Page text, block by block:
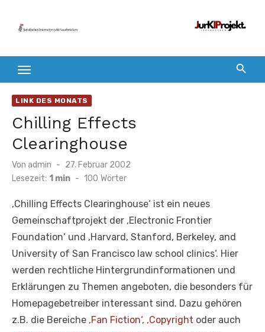
Inhalt
LINK DES MONATS
Chilling Effects
Clearinghouse
Von admin
Veröffentlicht
am
27. Februar 2002
Lesezeit: 1 min - 100 Wörter
‚Chilling Effects Clearinghouse‘ ist ein neues
Gemeinschaftprojekt der ‚Electronic Frontier
Foundation‘ und ‚Harvard, Stanford, Berkeley, and
University of San Francisco law school clinics‘. Hier
werden rechtliche Hintergrundinformationen und
Erklärungen zu Themen angeboten, die besonders für
Homepagebetreiber interessant sind. Dazu gehören
z.B. die Bereiche ‚Fan Fiction‘, ‚Copyright oder auch